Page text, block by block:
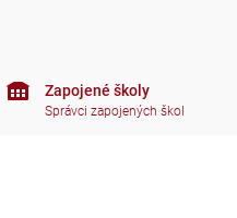
Zapojené školy
Správci zapojených škol